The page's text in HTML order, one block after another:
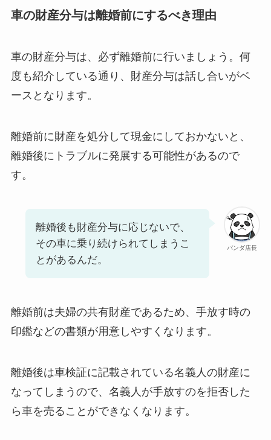
車の財産分与は離婚前にするべき理由
車の財産分与は、必ず離婚前に行いましょう。何
度も紹介している通り、財産分与は話し合いがベ
ースとなります。
離婚前に財産を処分して現金にしておかないと、
離婚後にトラブルに発展する可能性があるので
す。
パンダ店長
離婚後も財産分与に応じないで、
その車に乗り続けられてしまうこ
とがあるんだ。
離婚前は夫婦の共有財産であるため、手放す時の
印鑑などの書類が用意しやすくなります。
離婚後は車検証に記載されている名義人の財産に
なってしまうので、名義人が手放すのを拒否した
ら車を売ることができなくなります。